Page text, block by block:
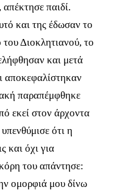
απέκτησε παιδί.
και της έδωσαν το
Διοκλητιανού, το
και μετά
αποκεφαλίστηκαν
παραπέμφθηκε
εκεί στον άρχοντα
ότι η
και όχι για
του απάντησε:
ομορφιά μου δίνω